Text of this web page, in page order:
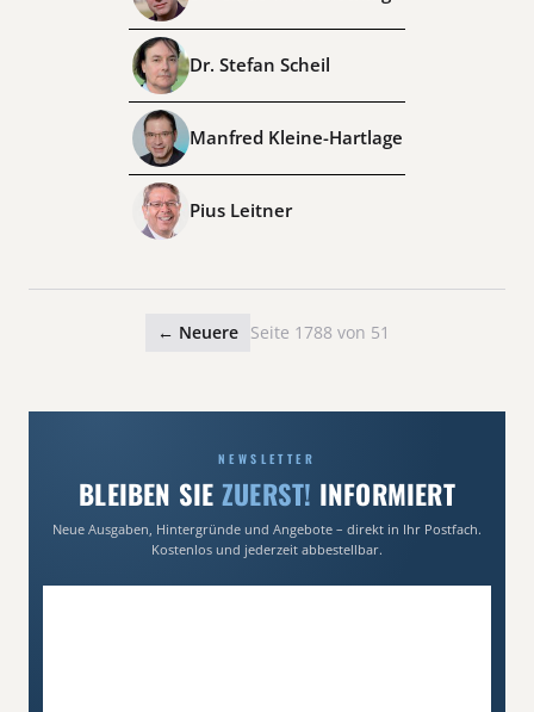
Dr. Stefan Scheil
Manfred Kleine-Hartlage
Pius Leitner
← Neuere Seite 1788 von 51
NEWSLETTER
BLEIBEN SIE ZUERST! INFORMIERT
Neue Ausgaben, Hintergründe und Angebote – direkt in Ihr Postfach.
Kostenlos und jederzeit abbestellbar.